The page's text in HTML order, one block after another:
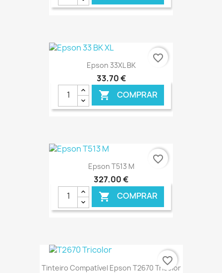
€ ONLINE
Epson 33XL BK
33,70 €
 COMPRAR
€ ONLINE
favorite_border
Epson T513 M
327,00 €
 COMPRAR
€ ONLINE
favorite_border
Tinteiro Compatível Epson T2670 Tricolor
favorite_border